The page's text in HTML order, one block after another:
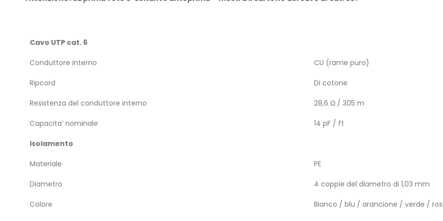
Cavo UTP cat. 6
Conduttore interno CU (rame puro)
Ripcord Di cotone
Resistenza del conduttore interno 28,6 Ω / 305 m
Capacita’ nominale 14 pF / ft
Isolamento
Materiale PE
Diametro 4 coppie del diametro di 1,03 mm
Colore Bianco / blu / arancione / verde /